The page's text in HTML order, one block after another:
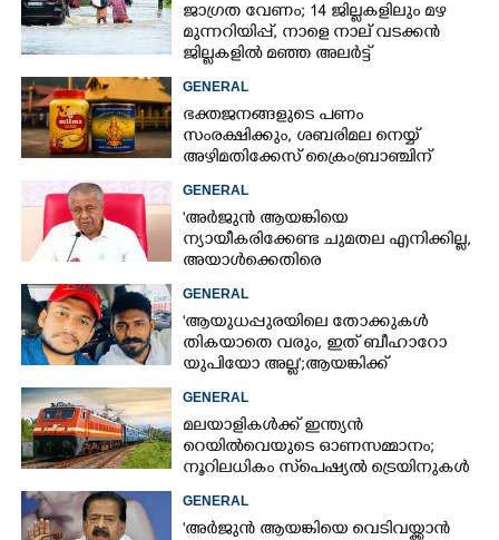
ജാഗ്രത വേണം; 14 ജില്ലകളിലും മഴ
മുന്നറിയിപ്പ്, നാളെ നാല് വടക്കൻ
ജില്ലകളിൽ മഞ്ഞ അലർട്ട്
GENERAL
ഭക്തജനങ്ങളുടെ പണം
സംരക്ഷിക്കും, ശബരിമല നെയ്യ്
അഴിമതിക്കേസ് ക്രൈംബ്രാഞ്ചിന്
GENERAL
'അർജുൻ ആയങ്കിയെ
ന്യായീകരിക്കേണ്ട ചുമതല എനിക്കില്ല,
അയാൾക്കെതിരെ
GENERAL
'ആയുധപ്പുരയിലെ തോക്കുകൾ
തികയാതെ വരും, ഇത് ബീഹാറോ
യുപിയോ അല്ല';ആയങ്കിക്ക്
GENERAL
മലയാളികൾക്ക് ഇന്ത്യൻ
റെയിൽവെയുടെ ഓണസമ്മാനം;
നൂറിലധികം സ്‌പെഷ്യൽ ട്രെയിനുകൾ
GENERAL
'അർജുൻ ആയങ്കിയെ വെടിവയ്ക്കാൻ